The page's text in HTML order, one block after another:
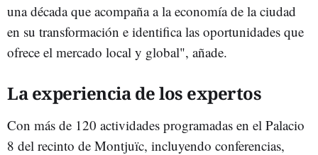
una década que acompaña a la economía de la ciudad
en su transformación e identifica las oportunidades que
ofrece el mercado local y global", añade.
La experiencia de los expertos
Con más de 120 actividades programadas en el Palacio
8 del recinto de Montjuïc, incluyendo conferencias,